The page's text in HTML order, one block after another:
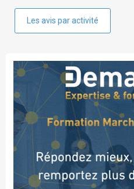
Les avis par activité